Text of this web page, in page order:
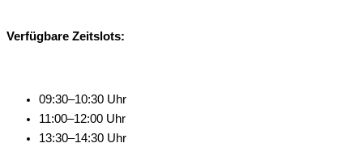
Verfügbare Zeitslots:
09:30–10:30 Uhr
11:00–12:00 Uhr
13:30–14:30 Uhr